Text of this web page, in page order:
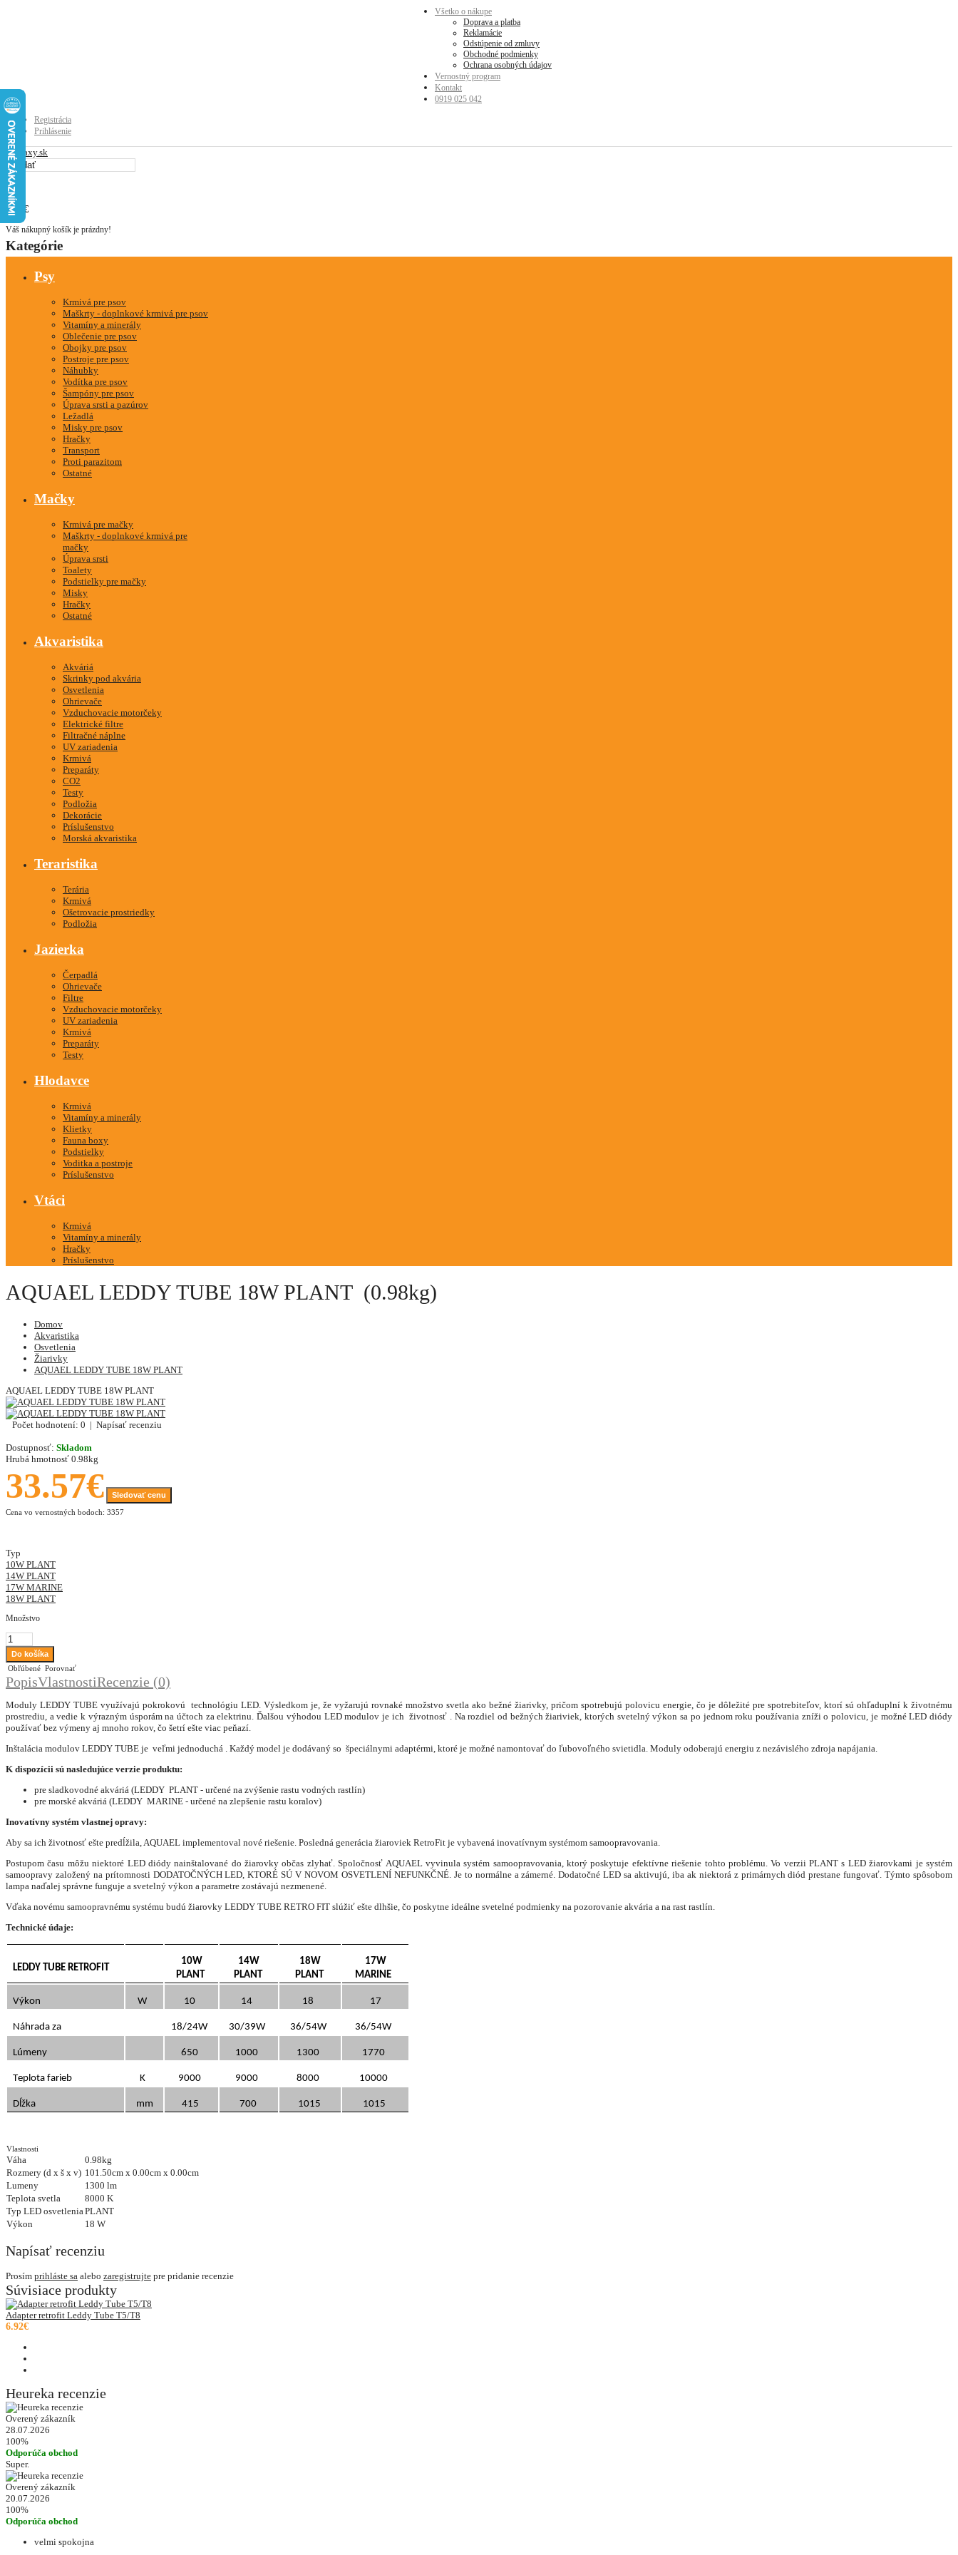
Všetko o nákupe
Doprava a platba
Reklamácie
Odstúpenie od zmluvy
Obchodné podmienky
Ochrana osobných údajov
Vernostný program
Kontakt
0919 025 042
Registrácia
Prihlásenie
0
0
0.00€
Váš nákupný košík je prázdny!
Kategórie
Psy
Krmivá pre psov
Maškrty - doplnkové krmivá pre psov
Vitamíny a minerály
Oblečenie pre psov
Obojky pre psov
Postroje pre psov
Náhubky
Vodítka pre psov
Šampóny pre psov
Úprava srsti a pazúrov
Ležadlá
Misky pre psov
Hračky
Transport
Proti parazitom
Ostatné
Mačky
Krmivá pre mačky
Maškrty - doplnkové krmivá pre
mačky
Úprava srsti
Toalety
Podstielky pre mačky
Misky
Hračky
Ostatné
Akvaristika
Akváriá
Skrinky pod akvária
Osvetlenia
Ohrievače
Vzduchovacie motorčeky
Elektrické filtre
Filtračné náplne
UV zariadenia
Krmivá
Preparáty
CO2
Testy
Podložia
Dekorácie
Príslušenstvo
Morská akvaristika
Teraristika
Terária
Krmivá
Ošetrovacie prostriedky
Podložia
Jazierka
Čerpadlá
Ohrievače
Filtre
Vzduchovacie motorčeky
UV zariadenia
Krmivá
Preparáty
Testy
Hlodavce
Krmivá
Vitamíny a minerály
Klietky
Fauna boxy
Podstielky
Voditka a postroje
Príslušenstvo
Vtáci
Krmivá
Vitamíny a minerály
Hračky
Príslušenstvo
AQUAEL LEDDY TUBE 18W PLANT (0.98kg)
Domov
Akvaristika
Osvetlenia
Žiarivky
AQUAEL LEDDY TUBE 18W PLANT
AQUAEL LEDDY TUBE 18W PLANT
Počet hodnotení: 0 | Napísať recenziu
Dostupnosť: Skladom
Hrubá hmotnosť 0.98kg
33.57€
Sledovať cenu
Cena vo vernostných bodoch: 3357
Typ
10W PLANT
14W PLANT
17W MARINE
18W PLANT
Množstvo
Obľúbené Porovnať
PopisVlastnostiRecenzie (0)
Moduly LEDDY TUBE využívajú pokrokovú technológiu LED. Výsledkom je, že vyžarujú rovnaké množstvo svetla ako bežné žiarivky, pričom spotrebujú polovicu energie, čo je dôležité pre spotrebiteľov, ktorí sú ohľaduplní k životnému
prostrediu, a vedie k výrazným úsporám na účtoch za elektrinu. Ďalšou výhodou LED modulov je ich životnosť . Na rozdiel od bežných žiariviek, ktorých svetelný výkon sa po jednom roku používania zníži o polovicu, je možné LED diódy
používať bez výmeny aj mnoho rokov, čo šetrí ešte viac peňazí.
Inštalácia modulov LEDDY TUBE je veľmi jednoduchá . Každý model je dodávaný so špeciálnymi adaptérmi, ktoré je možné namontovať do ľubovoľného svietidla. Moduly odoberajú energiu z nezávislého zdroja napájania.
K dispozícii sú nasledujúce verzie produktu:
pre sladkovodné akváriá (LEDDY PLANT - určené na zvýšenie rastu vodných rastlín)
pre morské akváriá (LEDDY MARINE - určené na zlepšenie rastu koralov)
Inovatívny systém vlastnej opravy:
Aby sa ich životnosť ešte predĺžila, AQUAEL implementoval nové riešenie. Posledná generácia žiaroviek RetroFit je vybavená inovatívnym systémom samoopravovania.
Postupom času môžu niektoré LED diódy nainštalované do žiarovky občas zlyhať. Spoločnosť AQUAEL vyvinula systém samoopravovania, ktorý poskytuje efektívne riešenie tohto problému. Vo verzii PLANT s LED žiarovkami je systém
samoopravy založený na prítomnosti DODATOČNÝCH LED, KTORÉ SÚ V NOVOM OSVETLENÍ NEFUNKČNÉ. Je to normálne a zámerné. Dodatočné LED sa aktivujú, iba ak niektorá z primárnych diód prestane fungovať. Týmto spôsobom
lampa naďalej správne funguje a svetelný výkon a parametre zostávajú nezmenené.
Vďaka novému samoopravnému systému budú žiarovky LEDDY TUBE RETRO FIT slúžiť ešte dlhšie, čo poskytne ideálne svetelné podmienky na pozorovanie akvária a na rast rastlín.
Technické údaje:
LEDDY TUBE RETROFIT
10W
PLANT
14W
PLANT
18W
PLANT
17W
MARINE
Výkon W 10 14 18 17
Náhrada za 18/24W 30/39W 36/54W 36/54W
Lúmeny 650 1000 1300 1770
Teplota farieb K 9000 9000 8000 10000
Dĺžka mm 415 700 1015 1015
Vlastnosti
Váha
0.98kg
Rozmery (d x š x v) 101.50cm x 0.00cm x 0.00cm
Lumeny
1300 lm
Teplota svetla
8000 K
Typ LED osvetleniaPLANT
Výkon
18 W
Napísať recenziu
Prosím prihláste sa alebo zaregistrujte pre pridanie recenzie
Súvisiace produkty
Adapter retrofit Leddy Tube T5/T8
6.92€
Heureka recenzie
Overený zákazník
28.07.2026
100%
Odporúča obchod
Super.
Overený zákazník
20.07.2026
100%
Odporúča obchod
velmi spokojna